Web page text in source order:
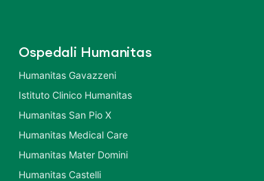
Ospedali Humanitas
Humanitas Gavazzeni
Istituto Clinico Humanitas
Humanitas San Pio X
Humanitas Medical Care
Humanitas Mater Domini
Humanitas Castelli